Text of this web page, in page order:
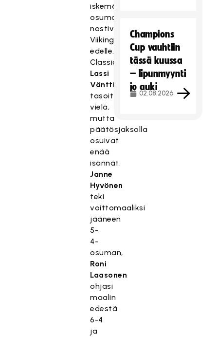
iskemät
osumat
nostivat
Viikingit
edelle.
Classicin
Lassi
Vänttinen
tasoitti
vielä,
mutta
päätösjaksolla
osuivat
enää
isännät.
Janne
Hyvönen
teki
voittomaaliksi
jääneen
5-
4-
osuman,
Roni
Laasonen
ohjasi
maalin
edestä
6-4
ja
Champions
Cup vauhtiin
tässä kuussa
– lipunmyynti
jo auki
02.08.2026